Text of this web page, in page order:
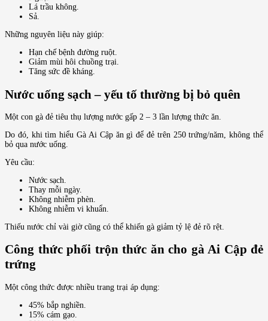
Lá trầu không.
Sả.
Những nguyên liệu này giúp:
Hạn chế bệnh đường ruột.
Giảm mùi hôi chuồng trại.
Tăng sức đề kháng.
Nước uống sạch – yếu tố thường bị bỏ quên
Một con gà đẻ tiêu thụ lượng nước gấp 2 – 3 lần lượng thức ăn.
Do đó, khi tìm hiểu Gà Ai Cập ăn gì để đẻ trên 250 trứng/năm, không thể
bỏ qua nước uống.
Yêu cầu:
Nước sạch.
Thay mỗi ngày.
Không nhiễm phèn.
Không nhiễm vi khuẩn.
Thiếu nước chỉ vài giờ cũng có thể khiến gà giảm tỷ lệ đẻ rõ rệt.
Công thức phối trộn thức ăn cho gà Ai Cập đẻ
trứng
Một công thức được nhiều trang trại áp dụng:
45% bắp nghiền.
15% cám gạo.